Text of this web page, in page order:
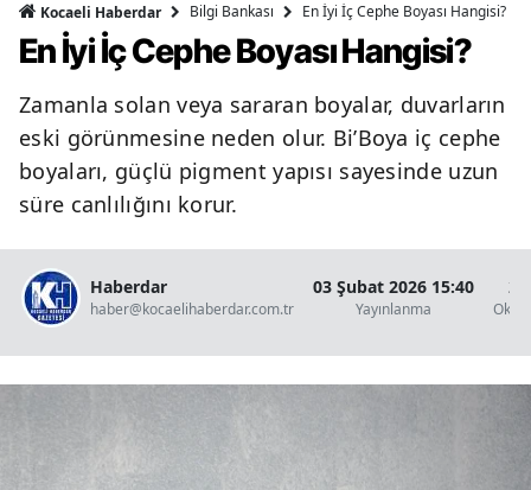
Kocaeli Haberdar Bilgi Bankası En İyi İç Cephe Boyası Hangisi?
En İyi İç Cephe Boyası Hangisi?
Zamanla solan veya sararan boyalar, duvarların
eski görünmesine neden olur. Bi’Boya iç cephe
boyaları, güçlü pigment yapısı sayesinde uzun
süre canlılığını korur.
Haberdar
haber@kocaelihaberdar.com.tr
03 Şubat 2026 15:40
Yayınlanma
2